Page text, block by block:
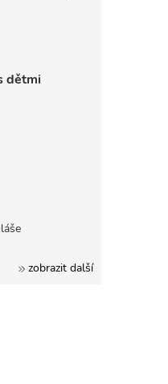
dětmi
zobrazit další